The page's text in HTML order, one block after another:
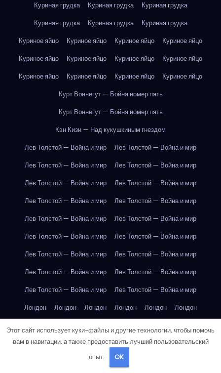
Куриная грудка
Куриная грудка
Куриная грудка
Куриная грудка
Куриная грудка
Куриная грудка
Куриное яйцо
Куриное яйцо Куриное яйцо
Куриное яйцо
Куриное яйцо
Куриное яйцо Куриное яйцо
Куриное яйцо
Куриное яйцо
Куриное яйцо Куриное яйцо
Куриное яйцо
Курт Воннегут — Бойня номер пять
Курт Воннегут — Бойня номер пять
Кэн Кизи — Над кукушкиным гнездом
Лев Толстой — Война и мир
Лев Толстой — Война и мир
Лев Толстой — Война и мир
Лев Толстой — Война и мир
Лев Толстой — Война и мир
Лев Толстой — Война и мир
Лев Толстой — Война и мир
Лев Толстой — Война и мир
Лев Толстой — Война и мир
Лев Толстой — Война и мир
Лев Толстой — Война и мир
Лев Толстой — Война и мир
Лев Толстой — Война и мир
Лев Толстой — Война и мир
Лев Толстой — Война и мир
Лев Толстой — Война и мир
Лев Толстой — Война и мир
Лев Толстой — Война и мир
Лондон
Лондон Лондон Лондон Лондон
Лондон
Лондон
Лондон
Лондон
Лондон Лондон Лондон Лондон
Лондон
Лондон Лондон
Этот сайт использует куки-файлы и другие технологии, чтобы помочь
вам в навигации, а также предоставить лучший пользовательский
опыт.
OK